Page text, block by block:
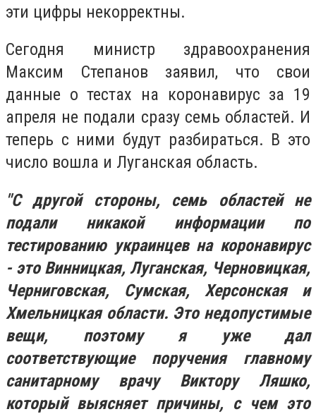
эти цифры некорректны.
Сегодня министр здравоохранения
Максим Степанов заявил, что свои
данные о тестах на коронавирус за 19
апреля не подали сразу семь областей. И
теперь с ними будут разбираться. В это
число вошла и Луганская область.
"С другой стороны, семь областей не
подали никакой информации по
тестированию украинцев на коронавирус
- это Винницкая, Луганская, Черновицкая,
Черниговская, Сумская, Херсонская и
Хмельницкая области. Это недопустимые
вещи, поэтому я уже дал
соответствующие поручения главному
санитарному врачу Виктору Ляшко,
который выясняет причины, с чем это